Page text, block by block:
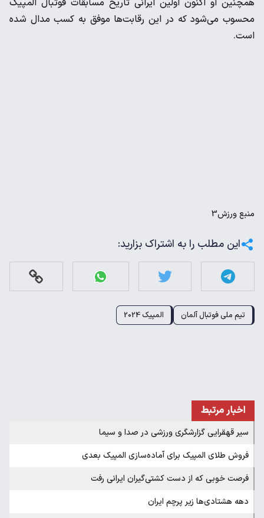
همچنین او اکنون اولین ایرانی تاریخ مسابقات فوتبال المپیک
محسوب می‌شود که در این رقابت‌ها موفق به کسب مدال شده
است.
منبعورزش3
این مطلب را به اشتراک بزارید:
تیم ملی فوتبال آلمان المپیک 2024
اخبار مرتبط
سیر قهقرایی گزارشگری ورزشی در صدا و سیما
فروش طلای المپیک برای آماده‌سازی المپیک بعدی
فرصت خوبی که از دست کشتی‎‌گیران ایرانی رفت
دهه هشتادی‌ها زیر پرچم ایران